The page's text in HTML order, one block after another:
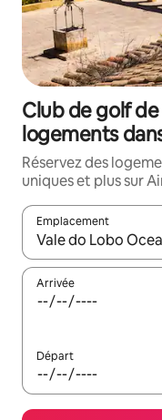
Club de golf
logements
Réservez des
uniques et plus sur
Emplacement
Quand les résultats
Arrivée
Départ